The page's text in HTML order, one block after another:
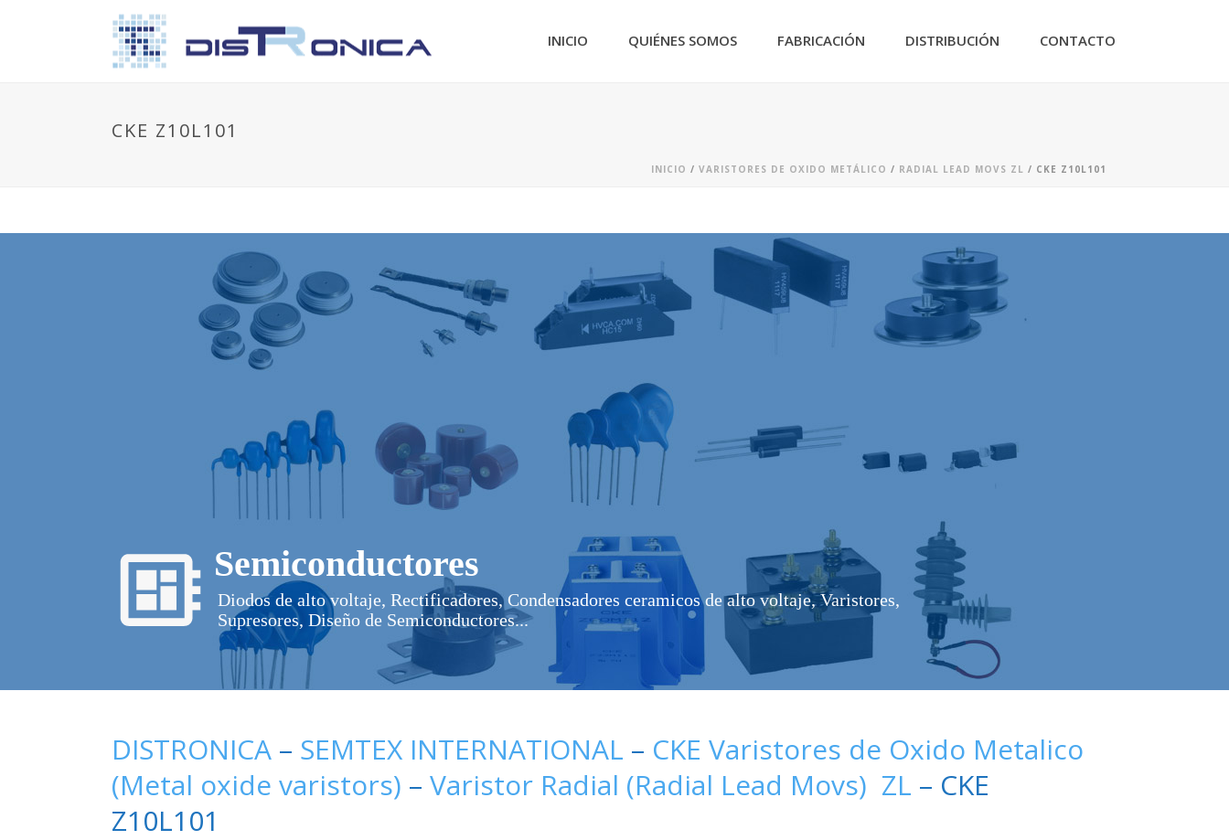
INICIO QUIÉNES SOMOS FABRICACIÓN DISTRIBUCIÓN CONTACTO
CKE Z10L101
INICIO / VARISTORES DE OXIDO METÁLICO / RADIAL LEAD MOVS ZL / CKE Z10L101
Semiconductores
Diodos de alto voltaje, Rectificadores, Condensadores ceramicos de alto voltaje, Varistores,
Supresores, Diseño de Semiconductores...
DISTRONICA – SEMTEX INTERNATIONAL – CKE Varistores de Oxido Metalico
(Metal oxide varistors) – Varistor Radial (Radial Lead Movs) ZL – CKE
Z10L101